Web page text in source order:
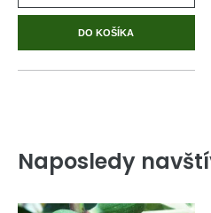
DO KOŠÍKA
Naposledy